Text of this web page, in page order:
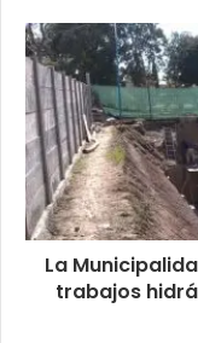
La
trabajos